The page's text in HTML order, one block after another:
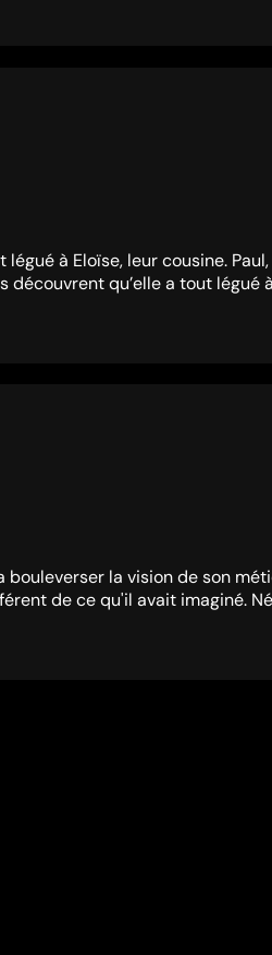
à Eloïse, leur cousine.
qu’elle a tout légué
la vision de son
de ce qu'il avait imaginé.